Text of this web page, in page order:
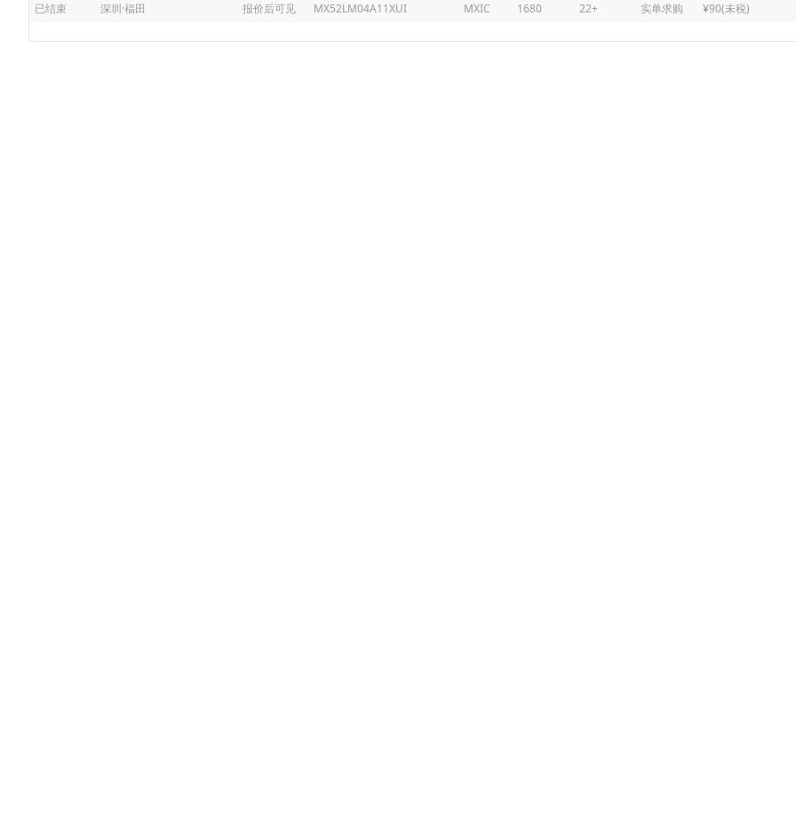
已结束
深圳·福田 报价后可见 MX52LM04A11XUI MXIC 1680 22+ 实单求购 ¥90(未税)